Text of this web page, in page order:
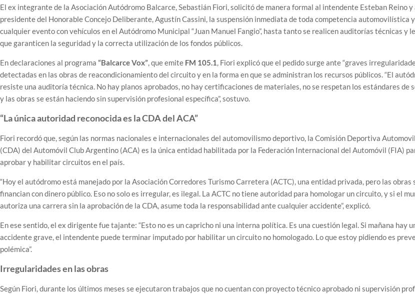
El ex integrante de la Asociación Autódromo Balcarce, Sebastián Fiori, solicitó de manera formal al intendente Esteban Reino y
presidente del Honorable Concejo Deliberante, Agustín Cassini, la suspensión inmediata de toda competencia automovilística
cualquier evento con vehículos en el Autódromo Municipal “Juan Manuel Fangio”, hasta tanto se realicen auditorías técnicas y
que garanticen la seguridad y la correcta utilización de los fondos públicos.
En declaraciones al programa “Balcarce Vox”, que emite FM 105.1, Fiori explicó que el pedido surge ante “graves
detectadas en las obras de reacondicionamiento del circuito y en la forma en que se administran los recursos públicos. “El
resiste una auditoría técnica. No hay planos aprobados, no hay certificaciones de materiales, no se respetan los estándares de
y las obras se están haciendo sin supervisión profesional específica”, sostuvo.
“La única autoridad reconocida es la CDA del ACA”
Fiori recordó que, según las normas nacionales e internacionales del automovilismo deportivo, la Comisión Deportiva
(CDA) del Automóvil Club Argentino (ACA) es la única entidad habilitada por la Federación Internacional del Automóvil (FIA)
aprobar y habilitar circuitos en el país.
“Hoy el autódromo está manejado por la Asociación Corredores Turismo Carretera (ACTC), una entidad privada, pero las obras
financian con dinero público. Eso no solo es irregular, es ilegal. La ACTC no tiene autoridad para homologar un circuito, y si el
autoriza una carrera sin la aprobación de la CDA, asume toda la responsabilidad ante cualquier accidente”, explicó.
En ese sentido, el ex dirigente fue tajante: “Esto no es un capricho ni una interna política. Es una cuestión legal. Si mañana hay
accidente grave, el intendente puede terminar imputado por habilitar un circuito no homologado. Lo que estoy pidiendo es
polémica”.
Irregularidades en las obras
Según Fiori, durante los últimos meses se ejecutaron trabajos que no cuentan con proyecto técnico aprobado ni supervisión